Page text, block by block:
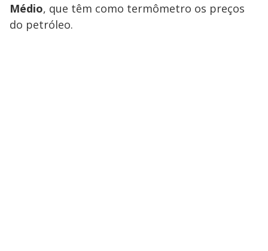
Médio, que têm como termômetro os preços
do petróleo.